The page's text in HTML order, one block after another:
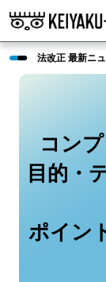
法改正 最新ニ
コン
目的・
ポイン